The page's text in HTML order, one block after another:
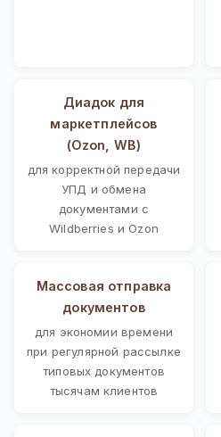
Диадок для
маркетплейсов
(Ozon, WB)
для корректной передачи
УПД и обмена
документами с
Wildberries и Ozon
Массовая отправка
документов
для экономии времени
при регулярной рассылке
типовых документов
тысячам клиентов